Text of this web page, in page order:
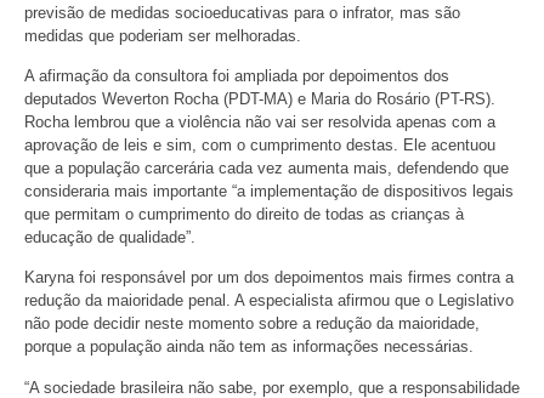
previsão de medidas socioeducativas para o infrator, mas são
medidas que poderiam ser melhoradas.
A afirmação da consultora foi ampliada por depoimentos dos
deputados Weverton Rocha (PDT-MA) e Maria do Rosário (PT-RS).
Rocha lembrou que a violência não vai ser resolvida apenas com a
aprovação de leis e sim, com o cumprimento destas. Ele acentuou
que a população carcerária cada vez aumenta mais, defendendo que
consideraria mais importante “a implementação de dispositivos legais
que permitam o cumprimento do direito de todas as crianças à
educação de qualidade”.
Karyna foi responsável por um dos depoimentos mais firmes contra a
redução da maioridade penal. A especialista afirmou que o Legislativo
não pode decidir neste momento sobre a redução da maioridade,
porque a população ainda não tem as informações necessárias.
“A sociedade brasileira não sabe, por exemplo, que a responsabilidade